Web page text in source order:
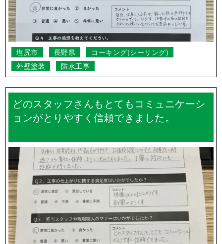
塩尻市 長野県
コーキング(シーリング)
外壁塗装
防水工事
どのスタッフさんもとてもコミュニケーシ
ョンがとりやすく信頼できました。